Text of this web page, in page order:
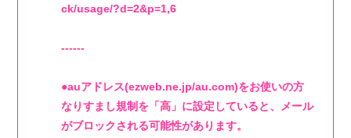
ck/usage/?d=2&p=1,6
------
●auアドレス(ezweb.ne.jp/au.com)をお使いの方
なりすまし規制を「高」に設定していると、メール
がブロックされる可能性があります。